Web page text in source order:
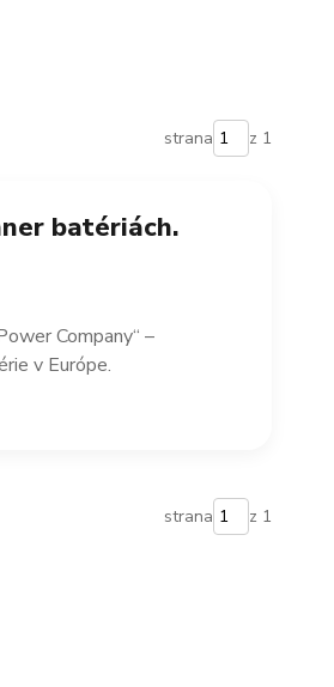
strana z 1
batériách.
Company“ –
v Európe.
strana z 1